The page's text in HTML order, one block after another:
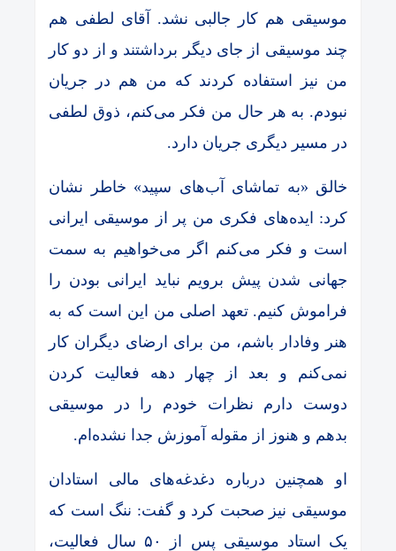
موسیقی هم کار جالبی نشد. آقای لطفی هم
چند موسیقی از جای دیگر برداشتند و از دو کار
من نیز استفاده کردند که من هم در جریان
نبودم. به هر حال من فکر می‌کنم، ذوق لطفی
در مسیر دیگری جریان دارد.
خالق «به تماشای آب‌های سپید» خاطر نشان
کرد: ایده‌های فکری من پر از موسیقی ایرانی
است و فکر می‌کنم اگر می‌خواهیم به سمت
جهانی شدن پیش برویم نباید ایرانی بودن را
فراموش کنیم. تعهد اصلی من این است که به
هنر وفادار باشم، من برای ارضای دیگران کار
نمی‌کنم و بعد از چهار دهه فعالیت کردن
دوست دارم نظرات خودم را در موسیقی
بدهم و هنوز از مقوله آموزش جدا نشده‌ام.
او همچنین درباره دغدغه‌های مالی استادان
موسیقی نیز صحبت کرد و گفت: ننگ است که
یک استاد موسیقی پس از ۵۰ سال فعالیت،